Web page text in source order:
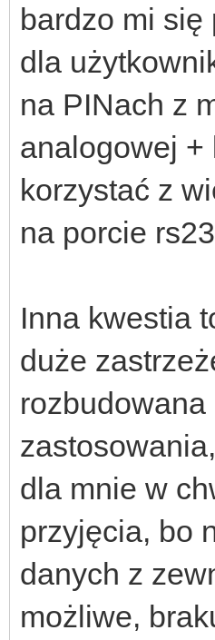
bardzo mi
dla
na PINach z
analogowej +
korzystać z
na porcie
Inna kwestia
duże
dla mnie w
przyjęcia, bo
danych z
możliwe,